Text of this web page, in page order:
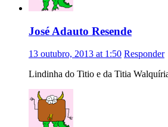
José Adauto Resende
13 outubro, 2013 at 1:50 Responder
Lindinha do Titio e da Titia